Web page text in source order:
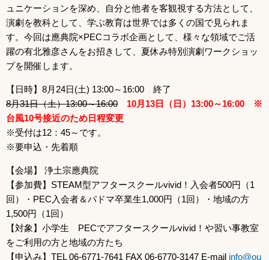
ュニケーションを深め、自分と他者を客観視する方法として、
演劇を教科として、学ぶ教育は世界では多くの国で見られま
す。今回は應典院×PECコラボ企画として、様々な領域でご活
躍の有北雅彦さんをお招きして、夏休み特別演劇ワークショッ
プを開催します。
【日時】8月24日(土) 13:00～16:00 終了
8月31日（土）13:00～16:00
10月13日（日）13:00～16:00 ※
台風10号接近のため日程変更
※受付は12：45～です。
※要申込・先着順
【会場】 浄土宗應典院
【参加費】STEAM型アフタースクールvivid！入会者500円（1
回）・PEC入会者＆パドマ卒業生1,000円（1回）・地域の方
1,500円（1回）
【対象】小学生 PECでアフタースクールvivid！や習い事教室
をご利用の方と地域の方たち
【申込み】TEL 06-6771-7641 FAX 06-6770-3147 E-mail info@ou